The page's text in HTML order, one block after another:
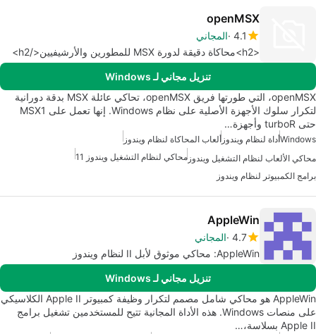
openMSX
4.1 المجاني
<h2>محاكاة دقيقة لدورة MSX للمطورين والأرشيفيين</h2>
تنزيل مجاني لـ Windows
openMSX، التي طورتها فريق openMSX، تحاكي عائلة MSX بدقة دورانية
لتكرار سلوك الأجهزة الأصلية على نظام Windows. إنها تعمل على MSX1
حتى turboR وأجهزة…
Windowsأداة لنظام ويندوز ألعاب المحاكاة لنظام ويندوز
محاكي الألعاب لنظام التشغيل ويندوز محاكي لنظام التشغيل ويندوز 11
برامج الكمبيوتر لنظام ويندوز
AppleWin
4.7 المجاني
AppleWin: محاكي موثوق لأبل II لنظام ويندوز
تنزيل مجاني لـ Windows
AppleWin هو محاكي شامل مصمم لتكرار وظيفة كمبيوتر Apple II الكلاسيكي
على منصات Windows. هذه الأداة المجانية تتيح للمستخدمين تشغيل برامج
Apple II بسلاسة،…